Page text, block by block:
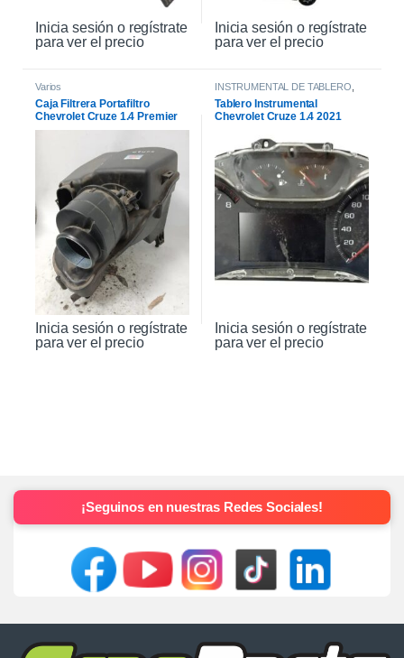
Inicia sesión o regístrate
para ver el precio
Inicia sesión o regístrate
para ver el precio
Varios
Caja Filtrera Portafiltro
Chevrolet Cruze 1.4 Premier
19/21
Inicia sesión o regístrate
para ver el precio
INSTRUMENTAL DE TABLERO
Tablero Instrumental
Chevrolet Cruze 1.4 2021
Inicia sesión o regístrate
para ver el precio
¡Seguinos en nuestras Redes Sociales!